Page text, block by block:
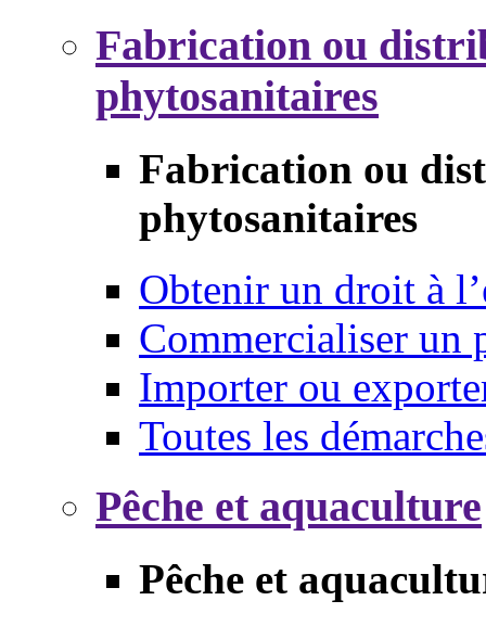
Fabrication ou
phytosanitaires
Fabrication ou
phytosanitaires
Obtenir un droit à
Commercialiser un
Importer ou
Toutes les
Pêche et aquaculture
Pêche et